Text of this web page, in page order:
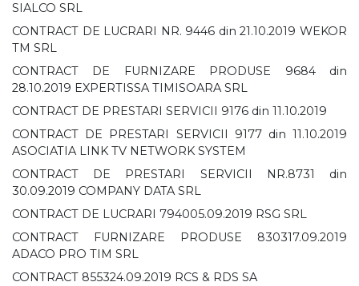
SIALCO SRL
CONTRACT DE LUCRARI NR. 9446 din 21.10.2019 WEKOR
TM SRL
CONTRACT DE FURNIZARE PRODUSE 9684 din
28.10.2019 EXPERTISSA TIMISOARA SRL
CONTRACT DE PRESTARI SERVICII 9176 din 11.10.2019
CONTRACT DE PRESTARI SERVICII 9177 din 11.10.2019
ASOCIATIA LINK TV NETWORK SYSTEM
CONTRACT DE PRESTARI SERVICII NR.8731 din
30.09.2019 COMPANY DATA SRL
CONTRACT DE LUCRARI 794005.09.2019 RSG SRL
CONTRACT FURNIZARE PRODUSE 830317.09.2019
ADACO PRO TIM SRL
CONTRACT 855324.09.2019 RCS & RDS SA